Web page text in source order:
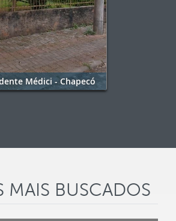
Médici - Chapecó
MAIS BUSCADOS